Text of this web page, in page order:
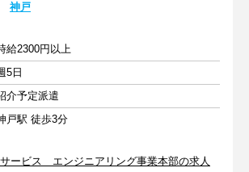
神戸
給2300円以上
5日
介予定派遣
戸駅 徒歩3分
ービス エンジニアリング事業本部の求人